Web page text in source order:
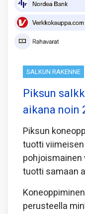
SALKUN RAKENNE
Piksun
aikana noin
Piksun
tuotti viimeisen
pohjoismainen
tuotti samaan
perusteella